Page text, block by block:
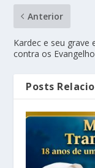
Anterior
Kardec e seu grave
contra os
Posts